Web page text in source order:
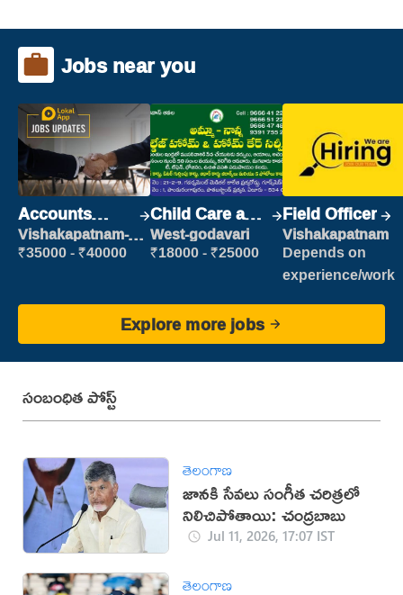
Jobs near you
Accounts
Clerk
Vishakapatnam-
new
₹35000 - ₹40000
Child Care and
Patient care
West-godavari
₹18000 - ₹25000
Field Officer
Vishakapatnam
Depends on
experience/work
Explore more jobs
సంబంధిత పోస్ట్
తెలంగాణ
జానకి సేవలు సంగీత చరిత్రలో
నిలిచిపోతాయి: చంద్రబాబు
Jul 11, 2026, 17:07 IST
తెలంగాణ